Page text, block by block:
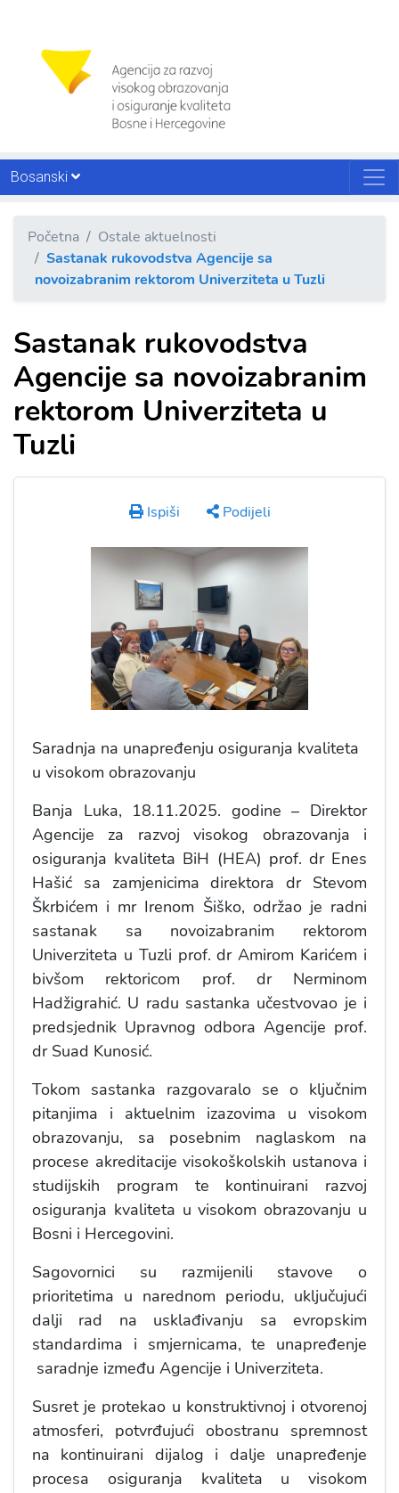
Bosanski
Početna
Ostale aktuelnosti
Sastanak rukovodstva Agencije sa
novoizabranim rektorom Univerziteta u Tuzli
Sastanak rukovodstva
Agencije sa novoizabranim
rektorom Univerziteta u
Tuzli
Ispiši Podijeli
Saradnja na unapređenju osiguranja kvaliteta
u visokom obrazovanju
Banja Luka, 18.11.2025. godine – Direktor
Agencije za razvoj visokog obrazovanja i
osiguranja kvaliteta BiH (HEA) prof. dr Enes
Hašić sa zamjenicima direktora dr Stevom
Škrbićem i mr Irenom Šiško, održao je radni
sastanak sa novoizabranim rektorom
Univerziteta u Tuzli prof. dr Amirom Karićem i
bivšom rektoricom prof. dr Nerminom
Hadžigrahić. U radu sastanka učestvovao je i
predsjednik Upravnog odbora Agencije prof.
dr Suad Kunosić.
Tokom sastanka razgovaralo se o ključnim
pitanjima i aktuelnim izazovima u visokom
obrazovanju, sa posebnim naglaskom na
procese akreditacije visokoškolskih ustanova i
studijskih program te kontinuirani razvoj
osiguranja kvaliteta u visokom obrazovanju u
Bosni i Hercegovini.
Sagovornici su razmijenili stavove o
prioritetima u narednom periodu, uključujući
dalji rad na usklađivanju sa evropskim
standardima i smjernicama, te unapređenje
saradnje između Agencije i Univerziteta.
Susret je protekao u konstruktivnoj i otvorenoj
atmosferi, potvrđujući obostranu spremnost
na kontinuirani dijalog i dalje unapređenje
procesa osiguranja kvaliteta u visokom